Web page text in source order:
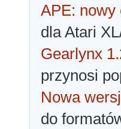
APE: nowy
dla Atari
Gearlynx
przynosi
Nowa
do